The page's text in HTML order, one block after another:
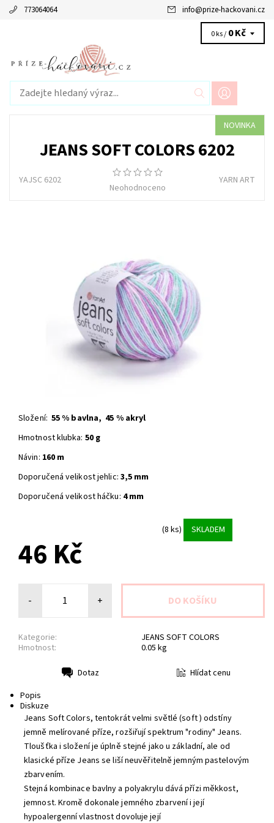
773064064 info@prize-hackovani.cz
0 ks / 0 Kč
NOVINKA
JEANS SOFT COLORS 6202
YAJSC 6202
Neohodnoceno
YARN ART
Složení: 55 % bavlna, 45 % akryl
Hmotnost klubka: 50 g
Návin: 160 m
Doporučená velikost jehlic: 3,5 mm
Doporučená velikost háčku: 4 mm
(8 ks) SKLADEM
46 Kč
- +
Kategorie:
JEANS SOFT COLORS
Hmotnost:
0.05 kg
Dotaz
Hlídat cenu
Popis
Diskuze
Jeans Soft Colors, tentokrát velmi světlé (soft ) odstíny
jemně melírované příze, rozšiřují spektrum "rodiny" Jeans.
Tloušťka i složení je úplně stejné jako u základní, ale od
klasické příze Jeans se liší neuvěřitelně jemným pastelovým
zbarvením.
Stejná kombinace bavlny a polyakrylu dává přízi měkkost,
jemnost. Kromě dokonale jemného zbarvení i její
hypoalergenní vlastnost dovoluje její